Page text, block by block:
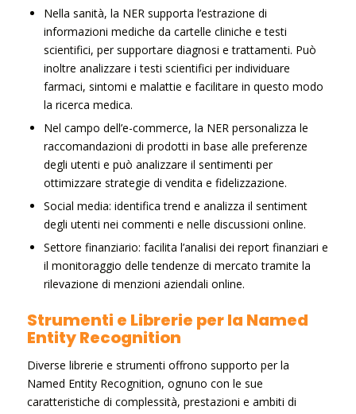
Nella sanità, la NER supporta l’estrazione di
informazioni mediche da cartelle cliniche e testi
scientifici, per supportare diagnosi e trattamenti. Può
inoltre analizzare i testi scientifici per individuare
farmaci, sintomi e malattie e facilitare in questo modo
la ricerca medica.
Nel campo dell’e-commerce, la NER personalizza le
raccomandazioni di prodotti in base alle preferenze
degli utenti e può analizzare il sentimenti per
ottimizzare strategie di vendita e fidelizzazione.
Social media: identifica trend e analizza il sentiment
degli utenti nei commenti e nelle discussioni online.
Settore finanziario: facilita l’analisi dei report finanziari e
il monitoraggio delle tendenze di mercato tramite la
rilevazione di menzioni aziendali online.
Strumenti e Librerie per la Named
Entity Recognition
Diverse librerie e strumenti offrono supporto per la
Named Entity Recognition, ognuno con le sue
caratteristiche di complessità, prestazioni e ambiti di